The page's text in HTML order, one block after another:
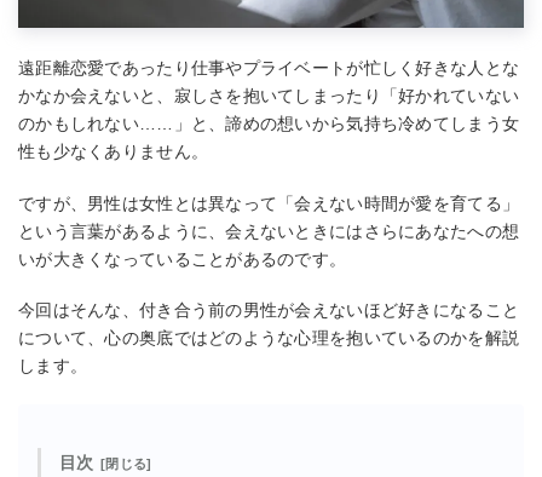
遠距離恋愛であったり仕事やプライベートが忙しく好きな人とな
かなか会えないと、寂しさを抱いてしまったり「好かれていない
のかもしれない……」と、諦めの想いから気持ち冷めてしまう女
性も少なくありません。
ですが、男性は女性とは異なって「会えない時間が愛を育てる」
という言葉があるように、会えないときにはさらにあなたへの想
いが大きくなっていることがあるのです。
今回はそんな、付き合う前の男性が会えないほど好きになること
について、心の奥底ではどのような心理を抱いているのかを解説
します。
目次